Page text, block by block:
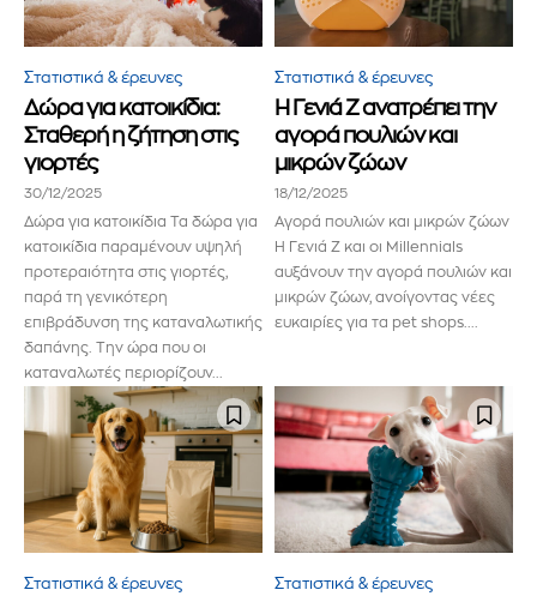
Στατιστικά & έρευνες
Δώρα για κατοικίδια:
Σταθερή η ζήτηση στις
γιορτές
30/12/2025
Δώρα για κατοικίδια Τα δώρα για
κατοικίδια παραμένουν υψηλή
προτεραιότητα στις γιορτές,
παρά τη γενικότερη
επιβράδυνση της καταναλωτικής
δαπάνης. Την ώρα που οι
καταναλωτές περιορίζουν...
Στατιστικά & έρευνες
Η Γενιά Z ανατρέπει την
αγορά πουλιών και
μικρών ζώων
18/12/2025
Αγορά πουλιών και μικρών ζώων
Η Γενιά Z και οι Millennials
αυξάνουν την αγορά πουλιών και
μικρών ζώων, ανοίγοντας νέες
ευκαιρίες για τα pet shops....
Στατιστικά & έρευνες Στατιστικά & έρευνες